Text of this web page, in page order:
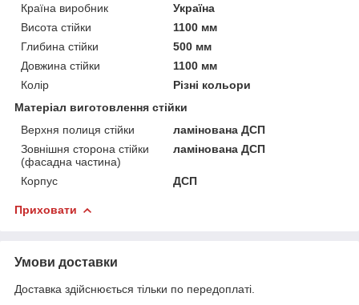
Країна виробник
Україна
Висота стійки
1100 мм
Глибина стійки
500 мм
Довжина стійки
1100 мм
Колір
Різні кольори
Матеріал виготовлення стійки
Верхня полиця стійки
ламінована ДСП
Зовнішня сторона стійки
(фасадна частина)
ламінована ДСП
Корпус ДСП
Приховати
Умови доставки
Доставка здійснюється тільки по передоплаті.